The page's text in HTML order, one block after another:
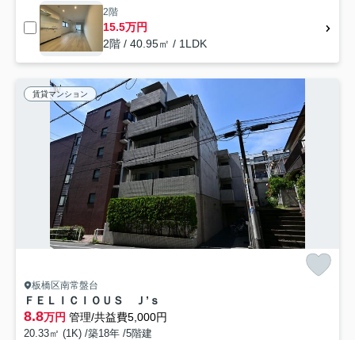
2階
15.5万円
2階 / 40.95㎡ / 1LDK
賃貸マンション
板橋区南常盤台
ＦＥＬＩＣＩＯＵＳ Ｊ’ｓ
8.8万円 管理/共益費5,000円
20.33㎡ (1K) /築18年 /5階建